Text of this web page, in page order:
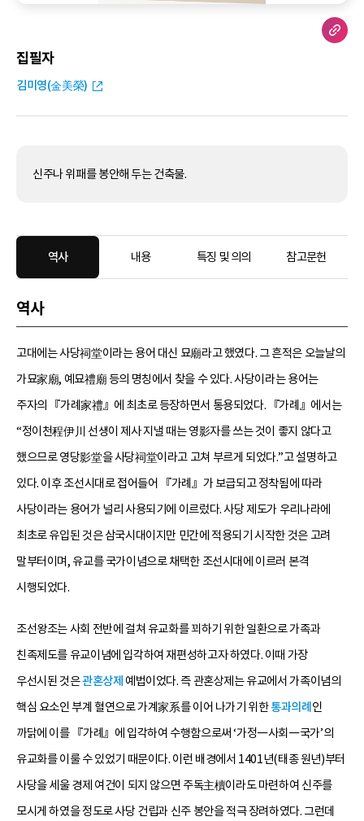
집필자
김미영(金美榮)
신주나 위패를 봉안해 두는 건축물.
역사 내용 특징 및 의의 참고문헌
역사
고대에는 사당祠堂이라는 용어 대신 묘廟라고 했였다. 그 흔적은 오늘날의
가묘家廟, 예묘禮廟 등의 명칭에서 찾을 수 있다. 사당이라는 용어는
주자의 『가례家禮』에 최초로 등장하면서 통용되었다. 『가례』에서는
“정이천程伊川 선생이 제사 지낼 때는 영影자를 쓰는 것이 좋지 않다고
했으므로 영당影堂을 사당祠堂이라고 고쳐 부르게 되었다.”고 설명하고
있다. 이후 조선시대로 접어들어 『가례』가 보급되고 정착됨에 따라
사당이라는 용어가 널리 사용되기에 이르렀다. 사당 제도가 우리나라에
최초로 유입된 것은 삼국시대이지만 민간에 적용되기 시작한 것은 고려
말부터이며, 유교를 국가이념으로 채택한 조선시대에 이르러 본격
시행되었다.
조선왕조는 사회 전반에 걸쳐 유교화를 꾀하기 위한 일환으로 가족과
친족제도를 유교이념에 입각하여 재편성하고자 하였다. 이때 가장
우선시된 것은관혼상제 예법이었다. 즉 관혼상제는 유교에서 가족이념의
핵심 요소인 부계 혈연으로 가계家系를 이어 나가기 위한통과의례 인
까닭에 이를 『가례』에 입각하여 수행함으로써 ‘가정―사회―국가’의
유교화를 이룰 수 있었기 때문이다. 이런 배경에서 1401년(태종 원년)부터
사당을 세울 경제 여건이 되지 않으면 주독主櫝이라도 마련하여 신주를
모시게 하였을 정도로 사당 건립과 신주 봉안을 적극 장려하였다. 그런데